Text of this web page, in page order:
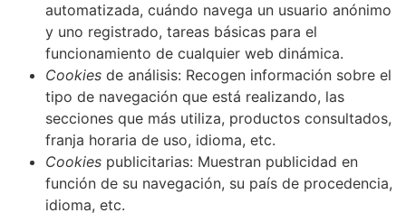
automatizada, cuándo navega un usuario anónimo
y uno registrado, tareas básicas para el
funcionamiento de cualquier web dinámica.
Cookies de análisis: Recogen información sobre el
tipo de navegación que está realizando, las
secciones que más utiliza, productos consultados,
franja horaria de uso, idioma, etc.
Cookies publicitarias: Muestran publicidad en
función de su navegación, su país de procedencia,
idioma, etc.